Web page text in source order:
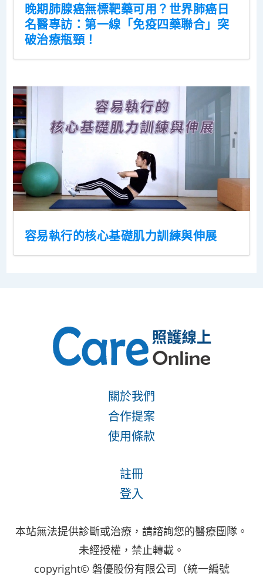
晚期肺腺癌無標靶藥可用？世界肺癌日
名醫專訪：第一線「免疫四藥聯合」突
破治療瓶頸！
容易執行的核心基礎肌力訓練與伸展
關於我們
合作提案
使用條款
註冊
登入
本站無法提供診斷或治療，請諮詢您的醫療團隊。
未經授權，禁止轉載。
copyright© 磐優股份有限公司（統一編號